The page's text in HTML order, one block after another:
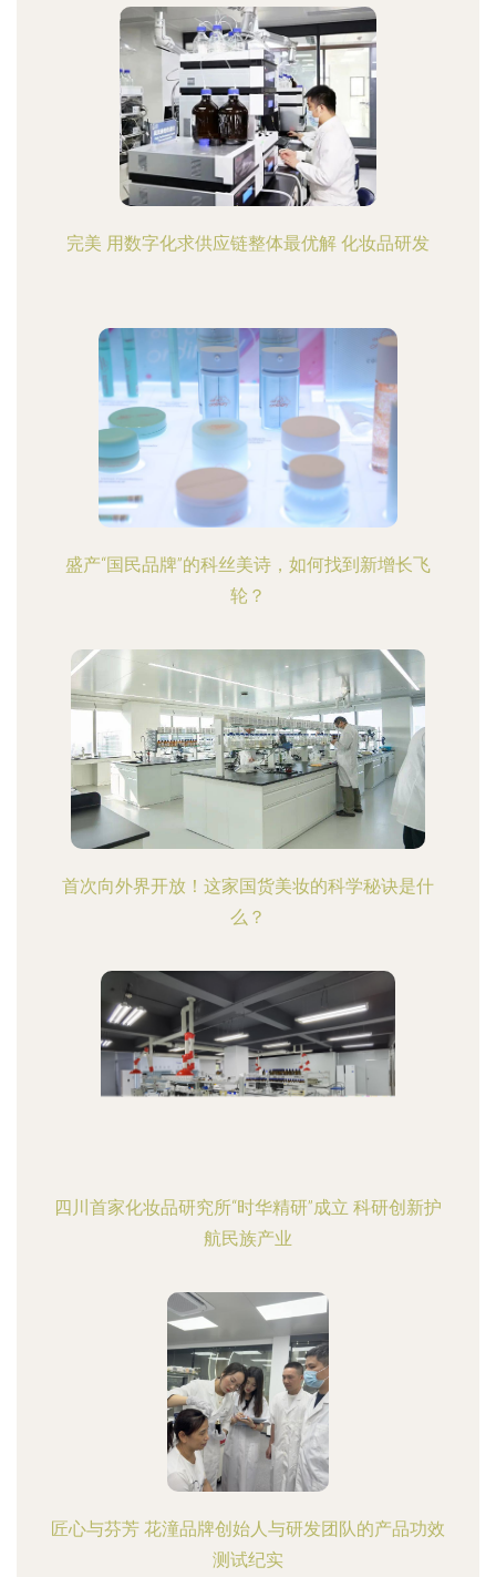
完美 用数字化求供应链整体最优解 化妆品研发
盛产“国民品牌”的科丝美诗，如何找到新增长飞
轮？
首次向外界开放！这家国货美妆的科学秘诀是什
么？
四川首家化妆品研究所“时华精研”成立 科研创新护
航民族产业
匠心与芬芳 花潼品牌创始人与研发团队的产品功效
测试纪实